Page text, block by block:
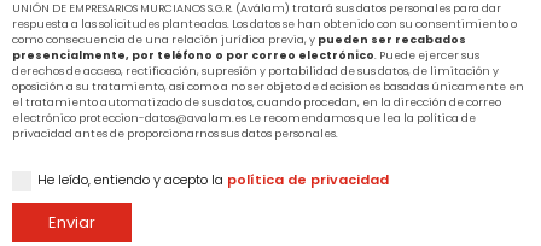
UNIÓN DE EMPRESARIOS MURCIANOS S.G.R. (Aválam) tratará sus datos personales para dar
respuesta a las solicitudes planteadas. Los datos se han obtenido con su consentimiento o
como consecuencia de una relación jurídica previa, y pueden ser recabados
presencialmente, por teléfono o por correo electrónico. Puede ejercer sus
derechos de acceso, rectificación, supresión y portabilidad de sus datos, de limitación y
oposición a su tratamiento, así como a no ser objeto de decisiones basadas únicamente en
el tratamiento automatizado de sus datos, cuando procedan, en la dirección de correo
electrónico proteccion-datos@avalam.es Le recomendamos que lea la política de
privacidad antes de proporcionarnos sus datos personales.
He leído, entiendo y acepto la política de privacidad
Enviar